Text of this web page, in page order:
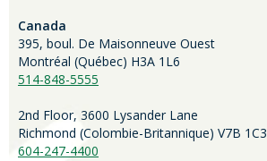
Canada
395, boul. De Maisonneuve Ouest
Montréal (Québec) H3A 1L6
514-848-5555
2nd Floor, 3600 Lysander Lane
Richmond (Colombie-Britannique) V7B 1C3
604-247-4400